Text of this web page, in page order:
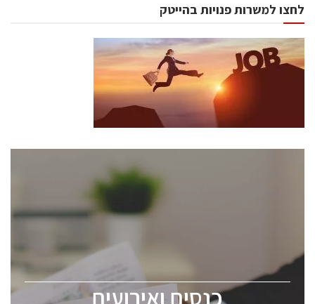
לחצו למשרות פנויות בהייטק
כנסים ואירועים
כנסים ואירועים
לכל העוסקים בתעשיית הסמיקונדקטור כולל מהנדסים,